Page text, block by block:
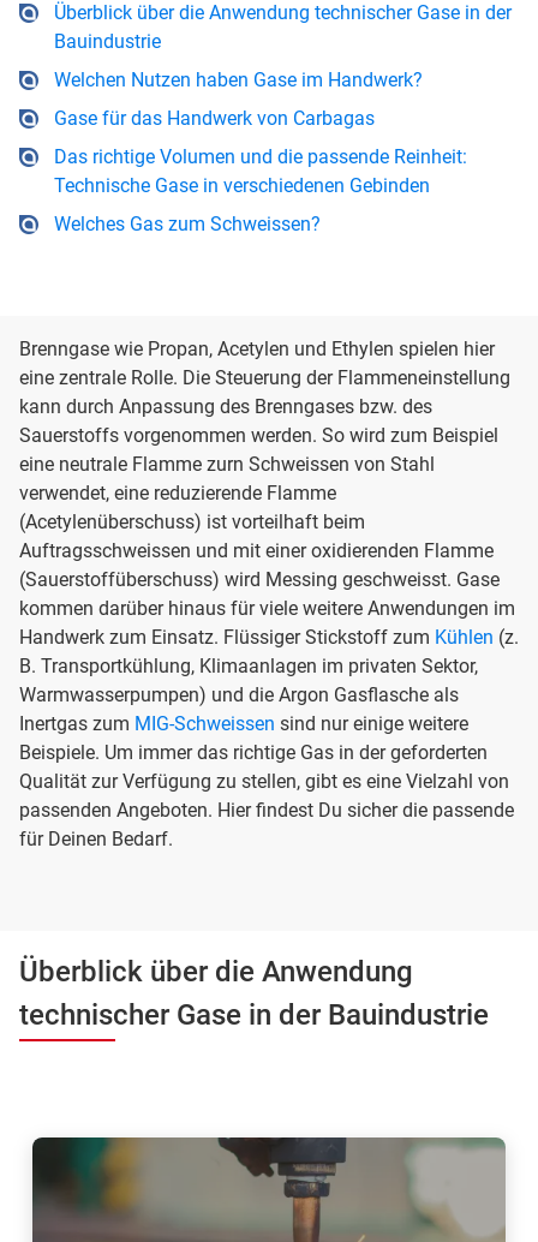
Überblick über die Anwendung technischer Gase in der
Bauindustrie
Welchen Nutzen haben Gase im Handwerk?
Gase für das Handwerk von Carbagas
Das richtige Volumen und die passende Reinheit:
Technische Gase in verschiedenen Gebinden
Welches Gas zum Schweissen?
Brenngase wie Propan, Acetylen und Ethylen spielen hier
eine zentrale Rolle. Die Steuerung der Flammeneinstellung
kann durch Anpassung des Brenngases bzw. des
Sauerstoffs vorgenommen werden. So wird zum Beispiel
eine neutrale Flamme zurn Schweissen von Stahl
verwendet, eine reduzierende Flamme
(Acetylenüberschuss) ist vorteilhaft beim
Auftragsschweissen und mit einer oxidierenden Flamme
(Sauerstoffüberschuss) wird Messing geschweisst. Gase
kommen darüber hinaus für viele weitere Anwendungen im
Handwerk zum Einsatz. Flüssiger Stickstoff zum Kühlen (z.
B. Transportkühlung, Klimaanlagen im privaten Sektor,
Warmwasserpumpen) und die Argon Gasflasche als
Inertgas zum MIG-Schweissen sind nur einige weitere
Beispiele. Um immer das richtige Gas in der geforderten
Qualität zur Verfügung zu stellen, gibt es eine Vielzahl von
passenden Angeboten. Hier findest Du sicher die passende
für Deinen Bedarf.
Überblick über die Anwendung
technischer Gase in der Bauindustrie